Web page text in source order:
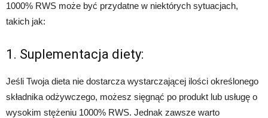
1000% RWS może być przydatne w niektórych sytuacjach,
takich jak:
1. Suplementacja diety:
Jeśli Twoja dieta nie dostarcza wystarczającej ilości określonego
składnika odżywczego, możesz sięgnąć po produkt lub usługę o
wysokim stężeniu 1000% RWS. Jednak zawsze warto